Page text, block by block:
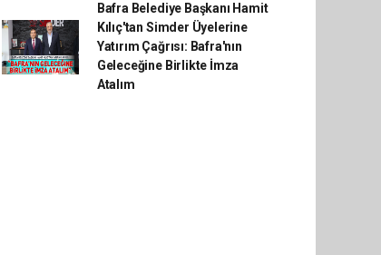
Bafra Belediye Başkanı Hamit
Kılıç'tan Simder Üyelerine
Yatırım Çağrısı: Bafra'nın
Geleceğine Birlikte İmza
Atalım